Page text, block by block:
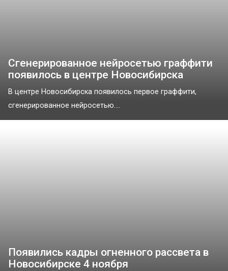
Сгенерированное нейросетью граффити
появилось в центре Новосибирска
В центре Новосибирска появилось первое граффити,
сгенерированное нейросетью....
Появились кадры огненного рассвета в
Новосибирске 4 ноября